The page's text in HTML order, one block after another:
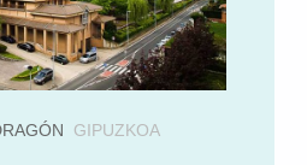
GIPUZKOA